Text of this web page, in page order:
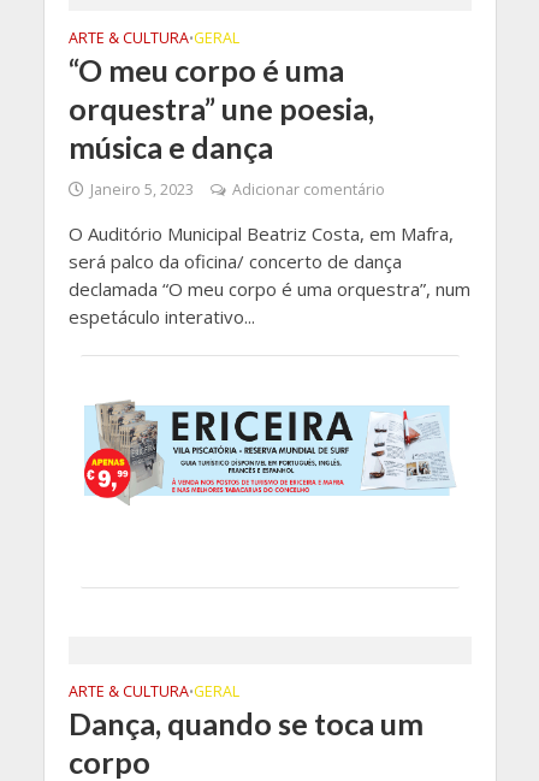
ARTE & CULTURA•GERAL
“O meu corpo é uma
orquestra” une poesia,
música e dança
Janeiro 5, 2023 Adicionar comentário
O Auditório Municipal Beatriz Costa, em Mafra,
será palco da oficina/ concerto de dança
declamada “O meu corpo é uma orquestra”, num
espetáculo interativo...
ARTE & CULTURA•GERAL
Dança, quando se toca um
corpo